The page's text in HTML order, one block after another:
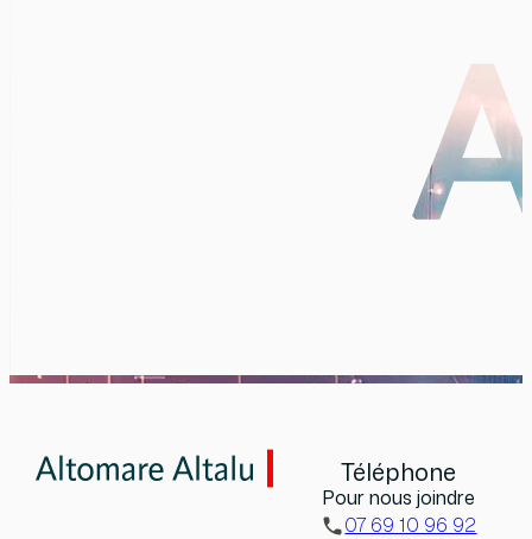
Téléphone
Pour nous joindre
07 69 10 96 92